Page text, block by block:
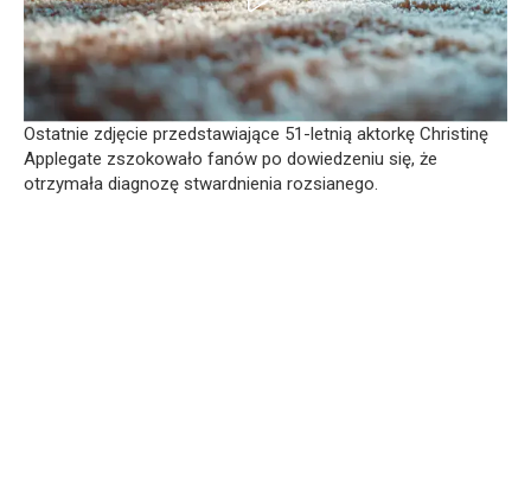
Ostatnie zdjęcie przedstawiające 51-letnią aktorkę Christinę
Applegate zszokowało fanów po dowiedzeniu się, że
otrzymała diagnozę stwardnienia rozsianego.